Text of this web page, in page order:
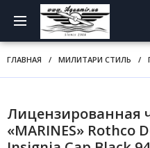
ГЛАВНАЯ / МИЛИТАРИ СТИЛЬ /
Лицензированная
«MARINES» Rothco